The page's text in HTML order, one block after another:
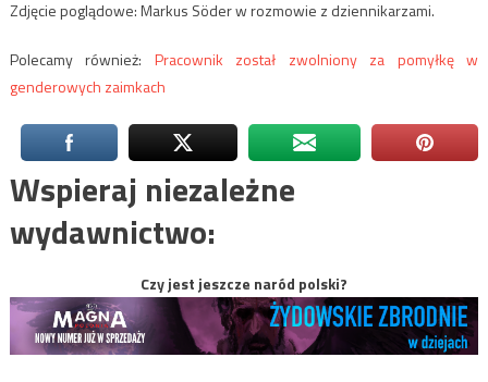
Zdjęcie poglądowe: Markus Söder w rozmowie z dziennikarzami.
Polecamy również: Pracownik został zwolniony za pomyłkę w
genderowych zaimkach
Wspieraj niezależne
wydawnictwo:
Czy jest jeszcze naród polski?